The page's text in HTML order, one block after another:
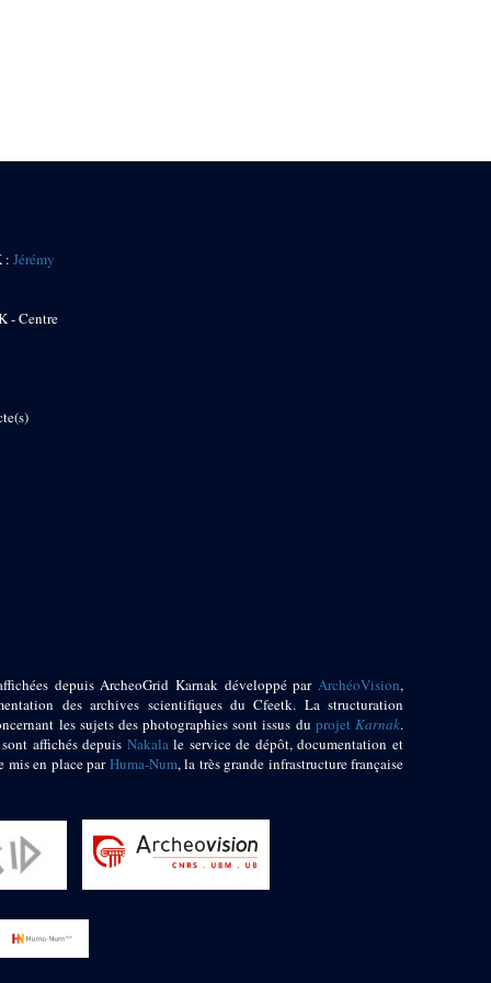
:Jérémy
- Centre
depuis ArcheoGrid Karnak développé par ArchéoVision,
des archives scientifiques du Cfeetk. La structuration
les sujets des photographies sont issus du projetKarnak.
affichés depuis Nakalale service de dépôt, documentation et
mis en place parHuma-Num, la très grande infrastructure française